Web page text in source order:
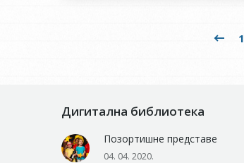
1
Дигитална библиотека
Позортишне представе
04. 04. 2020.